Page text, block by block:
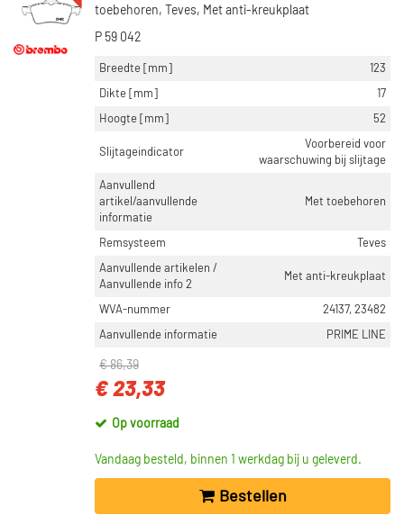
toebehoren, Teves, Met anti-kreukplaat
P 59 042
Breedte [mm]
123
Dikte [mm]
17
Hoogte [mm]
52
Slijtageindicator
Voorbereid voor
waarschuwing bij slijtage
Aanvullend
artikel/aanvullende
informatie
Met toebehoren
Remsysteem
Teves
Aanvullende artikelen /
Aanvullende info 2
Met anti-kreukplaat
WVA-nummer
24137, 23482
Aanvullende informatie
PRIME LINE
€ 86,39
€ 23,33
Op voorraad
Vandaag besteld, binnen 1 werkdag bij u geleverd.
Bestellen